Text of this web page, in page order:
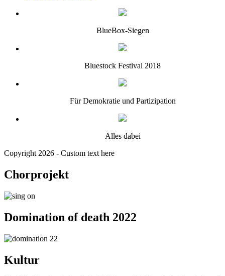
BlueBox-Siegen
Bluestock Festival 2018
Für Demokratie und Partizipation
Alles dabei
Copyright 2026 - Custom text here
Chorprojekt
Domination of death 2022
Kultur